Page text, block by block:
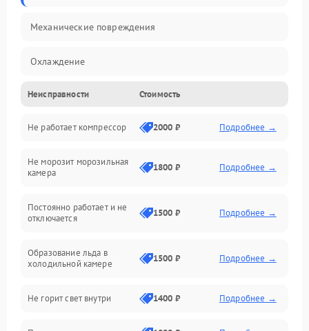
Механические повреждения
Охлаждение
Механика
Электропитание
Дренаж
Неисправности Стоимость
Не работает компрессор 2000 ₽ Подробнее →
Не морозит морозильная
камера
1800 ₽ Подробнее →
Постоянно работает и не
отключается
1500 ₽ Подробнее →
Образование льда в
холодильной камере
1500 ₽ Подробнее →
Не горит свет внутри 1400 ₽ Подробнее →